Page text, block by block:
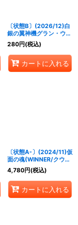
〔状態B〕(2026/12)白
銀の翼神機グラン・ウォ
ーデン【X】{BS75-
X09}《白》
280円(税込)
カートに入れる
〔状態A-〕(2024/11)仮
面の魂(WINNER/クウガ
&ン・ダグバ・ゼバイラ
スト)【CP】{CB30-
CP04}《多》
4,780円(税込)
カートに入れる